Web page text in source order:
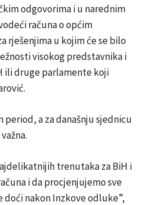
odgovorima i u narednim
računa o općim
rješenjima u kojim će se bilo
visokog predstavnika i
ili druge parlamente koji
period, a za današnju sjednicu
trenutaka za BiH i
i da procjenjujemo sve
nakon Inzkove odluke”,